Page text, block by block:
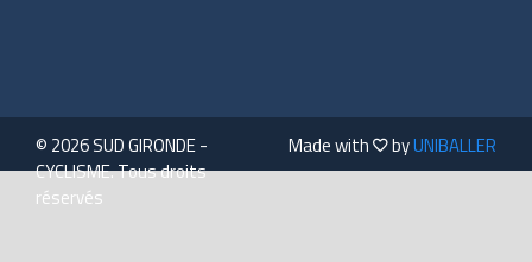
© 2026 SUD GIRONDE -
CYCLISME. Tous droits
réservés
Made with byUNIBALLER